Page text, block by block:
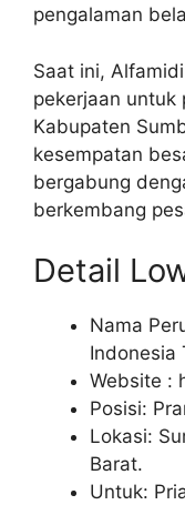
pengalaman
Saat ini,
pekerjaan untuk
Kabupaten
kesempatan
bergabung
berkembang
Detail
Nama
Indonesia
Website :
Posisi:
Lokasi:
Barat.
Untuk: